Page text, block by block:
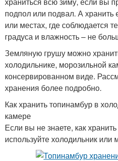
подпол или подвал. А
или местах, где соблюдается
градуса и влажность – не
Земляную грушу можно
холодильнике, морозильной
консервированном виде.
хранения более подробно.
Как хранить топинамбур в
камере
Если вы не знаете, как
используйте холодильник или